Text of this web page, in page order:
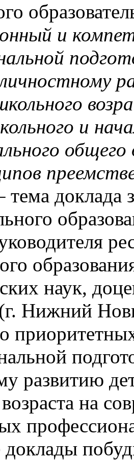
и
и
общего
тема доклада
наук,
Нижний
о
развитию
на